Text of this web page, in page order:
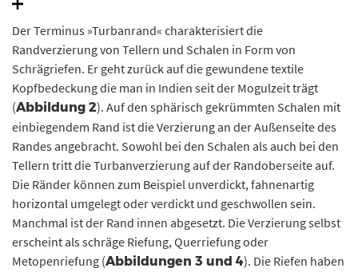
der Randdekor aus Riefen. Der abgebildete Teller hat einen Randdurchmesser von
Anhalt, J. Lipták.
Der Terminus »Turbanrand« charakterisiert die
Randverzierung von Tellern und Schalen in Form von
Schrägriefen. Er geht zurück auf die gewundene textile
Kopfbedeckung die man in Indien seit der Mogulzeit trägt
(Abbildung 2). Auf den sphärisch gekrümmten Schalen mit
einbiegendem Rand ist die Verzierung an der Außenseite des
Randes angebracht. Sowohl bei den Schalen als auch bei den
Tellern tritt die Turbanverzierung auf der Randoberseite auf.
Die Ränder können zum Beispiel unverdickt, fahnenartig
horizontal umgelegt oder verdickt und geschwollen sein.
Manchmal ist der Rand innen abgesetzt. Die Verzierung selbst
erscheint als schräge Riefung, Querriefung oder
Metopenriefung (Abbildungen 3 und 4). Die Riefen haben